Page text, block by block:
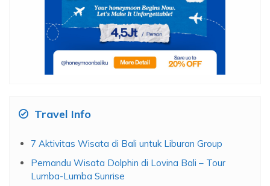
Travel Info
7 Aktivitas Wisata di Bali untuk Liburan Group
Pemandu Wisata Dolphin di Lovina Bali – Tour
Lumba-Lumba Sunrise